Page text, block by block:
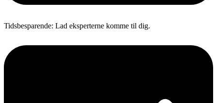
Tidsbesparende: Lad eksperterne komme til dig.